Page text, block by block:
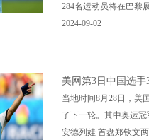
284名运动员将在巴黎
2024-09-02
美网第3日中国选
当地时间8月28日，美
了下一轮。其中奥运
安德列娃 首盘郑钦文